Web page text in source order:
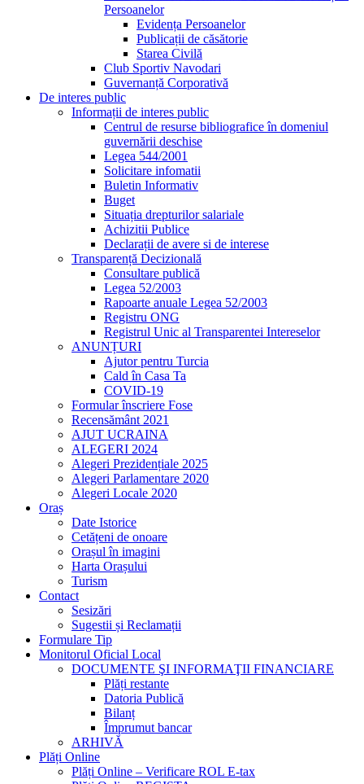
Persoanelor
Evidența Persoanelor
Publicații de căsătorie
Starea Civilă
Club Sportiv Navodari
Guvernanță Corporativă
De interes public
Informații de interes public
Centrul de resurse bibliografice în domeniul
guvernării deschise
Legea 544/2001
Solicitare infomatii
Buletin Informativ
Buget
Situația drepturilor salariale
Achizitii Publice
Declarații de avere si de interese
Transparență Decizională
Consultare publică
Legea 52/2003
Rapoarte anuale Legea 52/2003
Registru ONG
Registrul Unic al Transparentei Intereselor
ANUNȚURI
Ajutor pentru Turcia
Cald în Casa Ta
COVID-19
Formular înscriere Fose
Recensământ 2021
AJUT UCRAINA
ALEGERI 2024
Alegeri Prezidențiale 2025
Alegeri Parlamentare 2020
Alegeri Locale 2020
Oraș
Date Istorice
Cetățeni de onoare
Orașul în imagini
Harta Orașului
Turism
Contact
Sesizări
Sugestii și Reclamații
Formulare Tip
Monitorul Oficial Local
DOCUMENTE ŞI INFORMAŢII FINANCIARE
Plăți restante
Datoria Publică
Bilanț
Împrumut bancar
ARHIVĂ
Plăți Online
Plăți Online – Verificare ROL E-tax